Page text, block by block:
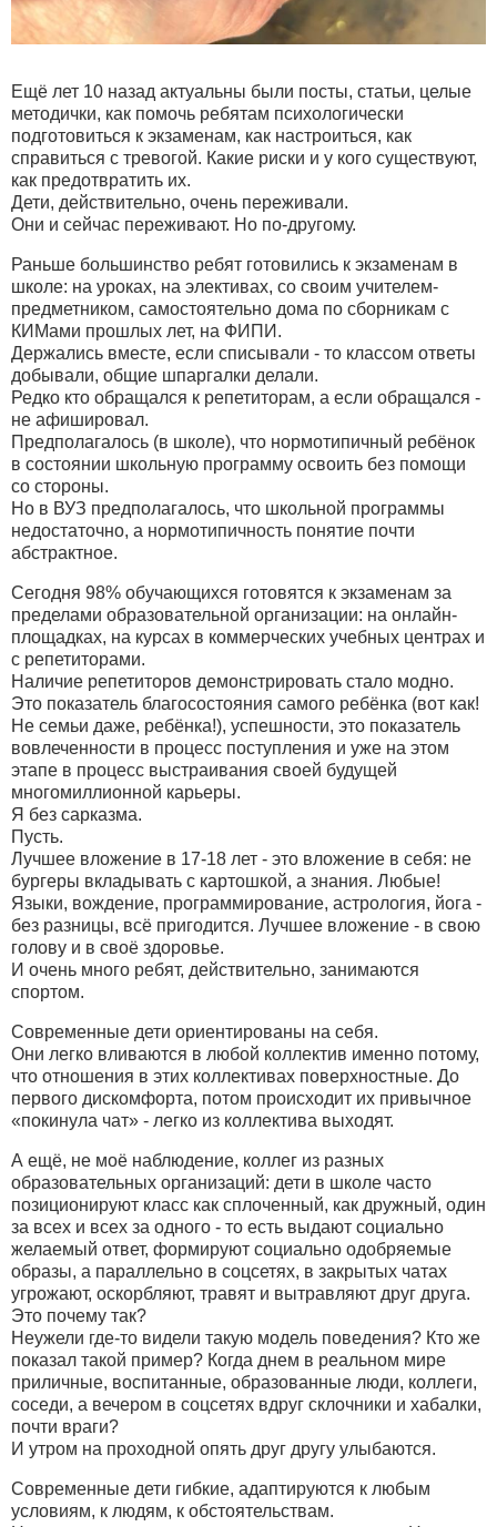
Ещё лет 10 назад актуальны были посты, статьи, целые
методички, как помочь ребятам психологически
подготовиться к экзаменам, как настроиться, как
справиться с тревогой. Какие риски и у кого существуют,
как предотвратить их.
Дети, действительно, очень переживали.
Они и сейчас переживают. Но по-другому.
Раньше большинство ребят готовились к экзаменам в
школе: на уроках, на элективах, со своим учителем-
предметником, самостоятельно дома по сборникам с
КИМами прошлых лет, на ФИПИ.
Держались вместе, если списывали - то классом ответы
добывали, общие шпаргалки делали.
Редко кто обращался к репетиторам, а если обращался -
не афишировал.
Предполагалось (в школе), что нормотипичный ребёнок
в состоянии школьную программу освоить без помощи
со стороны.
Но в ВУЗ предполагалось, что школьной программы
недостаточно, а нормотипичность понятие почти
абстрактное.
Сегодня 98% обучающихся готовятся к экзаменам за
пределами образовательной организации: на онлайн-
площадках, на курсах в коммерческих учебных центрах и
с репетиторами.
Наличие репетиторов демонстрировать стало модно.
Это показатель благосостояния самого ребёнка (вот как!
Не семьи даже, ребёнка!), успешности, это показатель
вовлеченности в процесс поступления и уже на этом
этапе в процесс выстраивания своей будущей
многомиллионной карьеры.
Я без сарказма.
Пусть.
Лучшее вложение в 17-18 лет - это вложение в себя: не
бургеры вкладывать с картошкой, а знания. Любые!
Языки, вождение, программирование, астрология, йога -
без разницы, всё пригодится. Лучшее вложение - в свою
голову и в своё здоровье.
И очень много ребят, действительно, занимаются
спортом.
Современные дети ориентированы на себя.
Они легко вливаются в любой коллектив именно потому,
что отношения в этих коллективах поверхностные. До
первого дискомфорта, потом происходит их привычное
«покинула чат» - легко из коллектива выходят.
А ещё, не моё наблюдение, коллег из разных
образовательных организаций: дети в школе часто
позиционируют класс как сплоченный, как дружный, один
за всех и всех за одного - то есть выдают социально
желаемый ответ, формируют социально одобряемые
образы, а параллельно в соцсетях, в закрытых чатах
угрожают, оскорбляют, травят и вытравляют друг друга.
Это почему так?
Неужели где-то видели такую модель поведения? Кто же
показал такой пример? Когда днем в реальном мире
приличные, воспитанные, образованные люди, коллеги,
соседи, а вечером в соцсетях вдруг склочники и хабалки,
почти враги?
И утром на проходной опять друг другу улыбаются.
Современные дети гибкие, адаптируются к любым
условиям, к людям, к обстоятельствам.